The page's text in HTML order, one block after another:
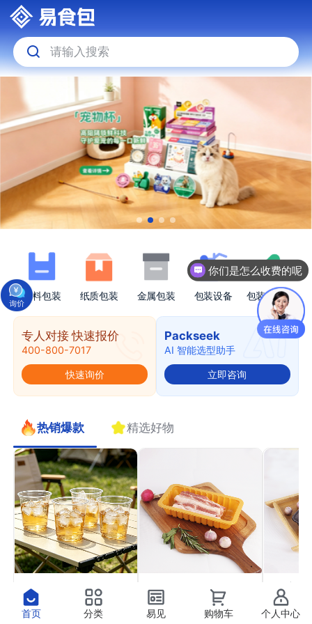
请输入搜索
塑料包装 纸质包装 金属包装 包装设备 包装原材料
专人对接 快速报价
400-800-7017
快速询价
Packseek
AI 智能选型助手
立即咨询
热销爆款 精选好物
PET果切杯11
￥0.41
PP气调托盒22
￥0.37
PP高
￥
首页 分类 易见 购物车 个人中心
你们是怎么收费的呢